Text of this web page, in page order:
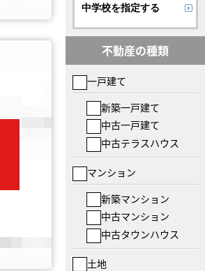
中学校を指定する
不動産の種類
一戸建て
新築一戸建て
中古一戸建て
中古テラスハウス
マンション
新築マンション
中古マンション
中古タウンハウス
土地